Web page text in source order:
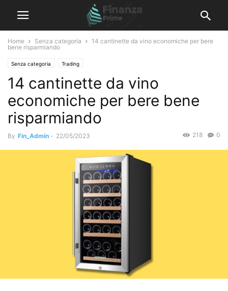
Home Senza categoria
14 cantinette da vino economiche per bere
bene risparmiando
Senza categoria Trading
14 cantinette da vino
economiche per bere bene
risparmiando
By Fin_Admin - 22/05/2023 0
218